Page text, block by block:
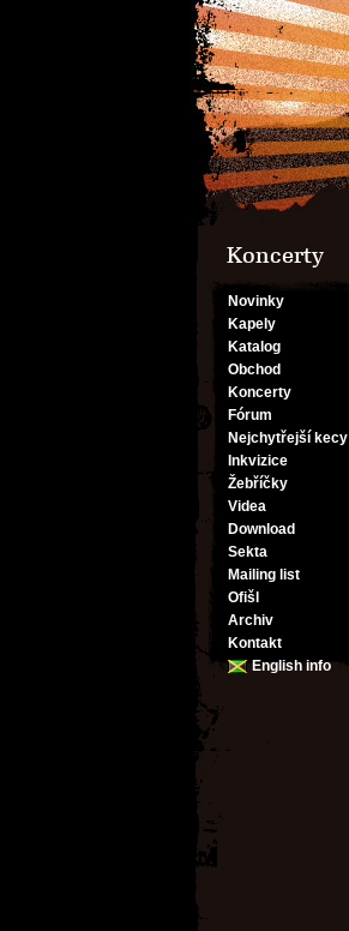
Koncerty
Novinky
Kapely
Katalog
Obchod
Koncerty
Fórum
Nejchytřejší kecy
Inkvizice
Žebříčky
Videa
Download
Sekta
Mailing list
Ofišl
Archiv
Kontakt
English info